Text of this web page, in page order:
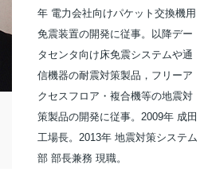
年 電力会社向けパケット交換機用
免震装置の開発に従事。以降デー
タセンタ向け床免震システムや通
信機器の耐震対策製品，フリーア
クセスフロア・複合機等の地震対
策製品の開発に従事。2009年 成田
工場長。2013年 地震対策システム
部 部長兼務 現職。